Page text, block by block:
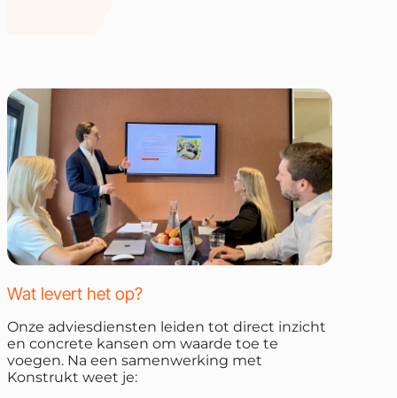
Wat levert het op?
Onze adviesdiensten leiden tot direct inzicht
en concrete kansen om waarde toe te
voegen. Na een samenwerking met
Konstrukt weet je: